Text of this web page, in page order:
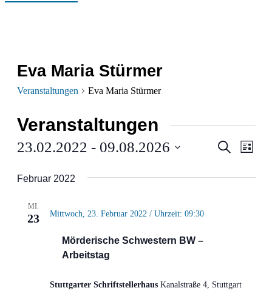
Eva Maria Stürmer
Veranstaltungen Eva Maria Stürmer
Veranstaltungen
SucheListe
23.02.2022 - 09.08.2026
wählen.
Februar 2022
MI.
23
Mörderische Schwestern BW –
Arbeitstag
Mittwoch, 23. Februar 2022 / Uhrzeit: 09:30
Stuttgarter Schriftstellerhaus Kanalstraße 4, Stuttgart